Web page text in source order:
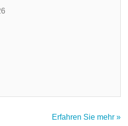
Erfahren Sie mehr »